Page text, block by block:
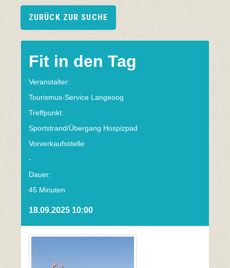
ZURÜCK ZUR SUCHE
Fit in den Tag
Veranstalter:
Tourismus-Service Langeoog
Treffpunkt:
Sportstrand/Übergang Hospizpad
Vorverkaufsstelle:
-
Dauer:
45 Minuten
18.09.2025 10:00